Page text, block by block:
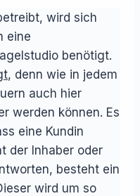
wird sich
eine
benötigt.
, denn wie in jedem
auch hier
werden können. Es
eine Kundin
der Inhaber oder
besteht ein
wird um so